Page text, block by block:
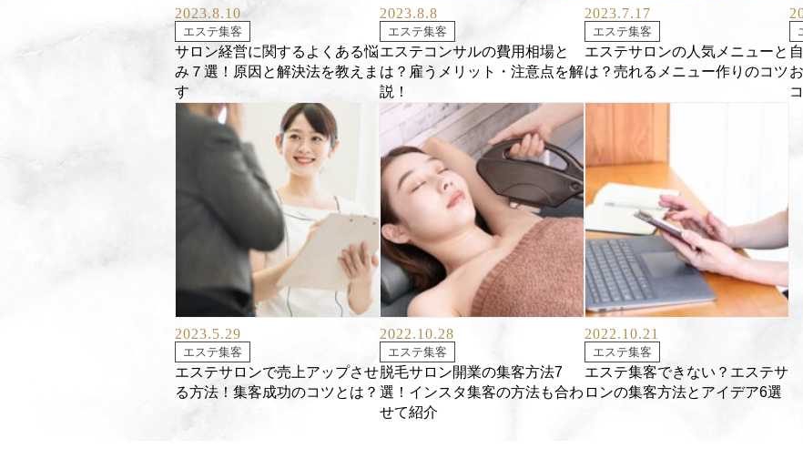
2023.8.10
エステ集客
サロン経営に関するよくある悩
み７選！原因と解決法を教えま
す
2023.8.8
エステ集客
エステコンサルの費用相場と
は？雇うメリット・注意点を解
説！
2023.7.17
エステ集客
エステサロンの人気メニューと
は？売れるメニュー作りのコツ
2023.5.29
エステ集客
エステサロンで売上アップさせ
る方法！集客成功のコツとは？
2022.10.28
エステ集客
脱毛サロン開業の集客方法7
選！インスタ集客の方法も合わ
せて紹介
2022.10.21
エステ集客
エステ集客できない？エステサ
ロンの集客方法とアイデア6選